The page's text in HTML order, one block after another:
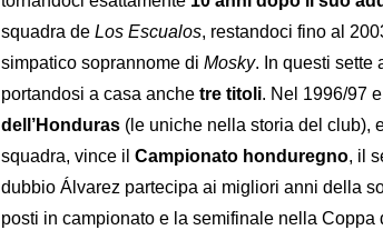
squadra de Los Escualos, restandoci fino al
simpatico soprannome di Mosky. In questi sette
portandosi a casa anche tre titoli. Nel 1996/97
dell’Honduras (le uniche nella storia del club),
squadra, vince il Campionato honduregno, il
dubbio Álvarez partecipa ai migliori anni della
posti in campionato e la semifinale nella